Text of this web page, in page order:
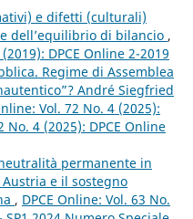
e difetti (culturali)
dell’equilibrio di bilancio ,
DPCE Online 2-2019
Regime di Assemblea
André Siegfried
Vol. 72 No. 4 (2025):
No. 4 (2025): DPCE Online
permanente in
e il sostegno
, DPCE Online: Vol. 63 No.